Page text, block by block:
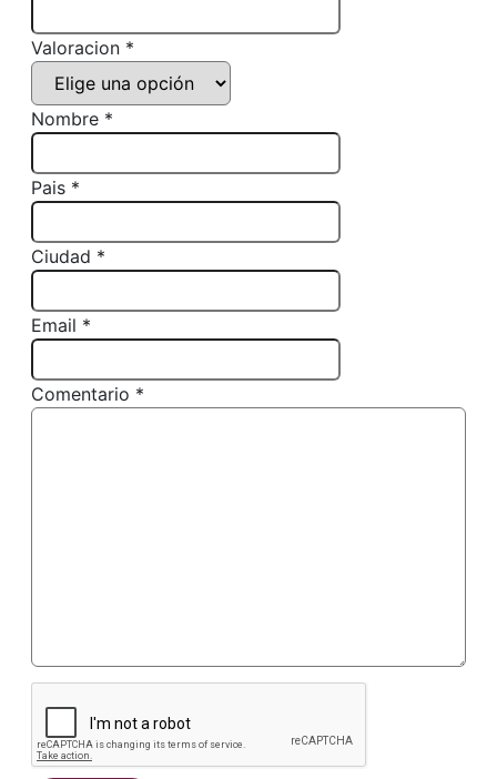
Valoracion *
Nombre *
Pais *
Ciudad *
Email *
Comentario *